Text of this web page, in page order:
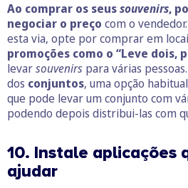
Ao comprar os seussouvenirs,
negociar o preço com o
esta via, opte por comprar em
promoções como o “Leve dois,
levarsouvenirs para várias
dos conjuntos, uma opção
que pode levar um conjunto com
podendo depois distribui-las com
10. Instale aplicações
ajudar